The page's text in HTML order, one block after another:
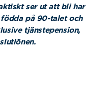
ser ut att bli har
på 90-talet och
tjänstepension,